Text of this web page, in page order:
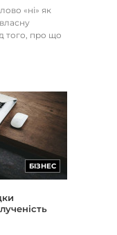
«ні» як
того, про що
БІЗНЕС